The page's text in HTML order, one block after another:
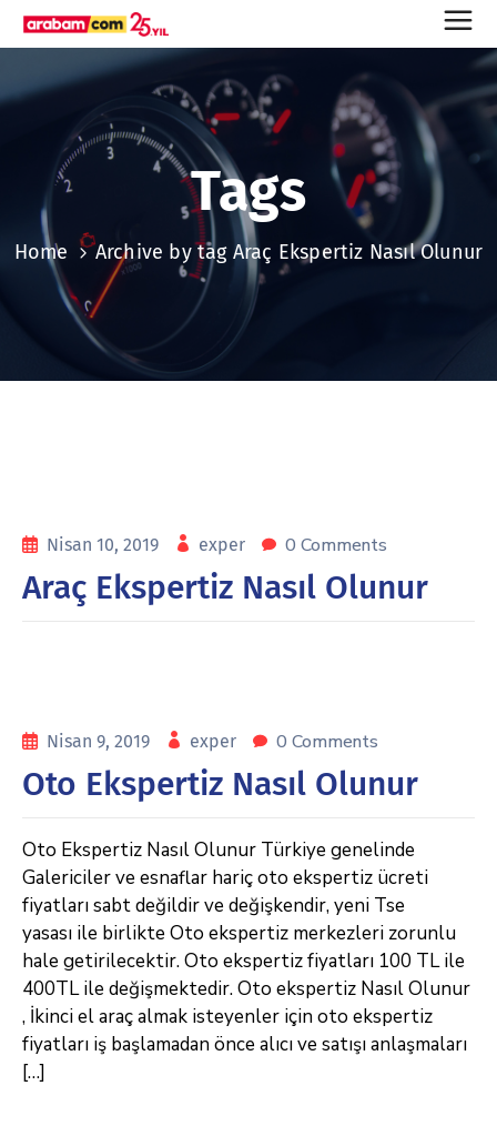
Tags
Home Archive by tag Araç Ekspertiz Nasıl Olunur
Nisan 10, 2019 exper 0 Comments
Araç Ekspertiz Nasıl Olunur
Nisan 9, 2019 exper 0 Comments
Oto Ekspertiz Nasıl Olunur
Oto Ekspertiz Nasıl Olunur Türkiye genelinde
Galericiler ve esnaflar hariç oto ekspertiz ücreti
fiyatları sabt değildir ve değişkendir, yeni Tse
yasası ile birlikte Oto ekspertiz merkezleri zorunlu
hale getirilecektir. Oto ekspertiz fiyatları 100 TL ile
400TL ile değişmektedir. Oto ekspertiz Nasıl Olunur
, İkinci el araç almak isteyenler için oto ekspertiz
fiyatları iş başlamadan önce alıcı ve satışı anlaşmaları
[…]